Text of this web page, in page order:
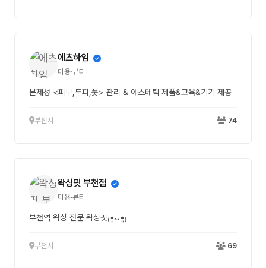
에츠하임
미용·뷰티
문제성 <피부,두피,풋> 관리 & 에스테틱 제품&교육&기기 제공
부천시 74
왁싱핏 부천점
미용·뷰티
부천역 왁싱 전문 왁싱핏₍•͈ᴗ•͈₎
부천시 69